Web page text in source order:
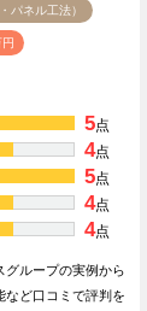
パネル工法）
5点
4点
5点
4点
4点
グループの実例から
など口コミで評判を